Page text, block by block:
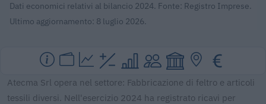
Dati economici relativi al bilancio 2024. Fonte: Registro Imprese.
Ultimo aggiornamento: 8 luglio 2026.
Atecma Srl opera nel settore: Fabbricazione di feltro e articoli
tessili diversi. Nell'esercizio 2024 ha registrato ricavi per